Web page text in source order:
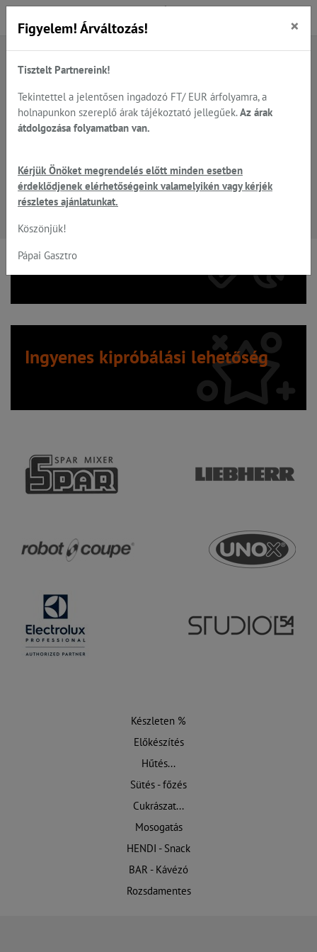
Főoldal Termékek
Hűtő és mélyhűtő kamrák széles választéka
Szervíz
beszerelés, beüzemelés, karbantartás, javítás!
Ingyenes kipróbálási lehetőség
Készleten %
Előkészítés
Hűtés...
Sütés - főzés
Cukrászat...
Mosogatás
HENDI - Snack
BAR - Kávézó
Rozsdamentes
Figyelem! Árváltozás! ×
Tisztelt Partnereink!
Tekintettel a jelentősen ingadozó FT/ EUR árfolyamra, a
holnapunkon szereplő árak tájékoztató jellegűek. Az árak
átdolgozása folyamatban van.
Kérjük Önöket megrendelés előtt minden esetben
érdeklődjenek elérhetőségeink valamelyikén vagy kérjék
részletes ajánlatunkat.
Köszönjük!
Pápai Gasztro